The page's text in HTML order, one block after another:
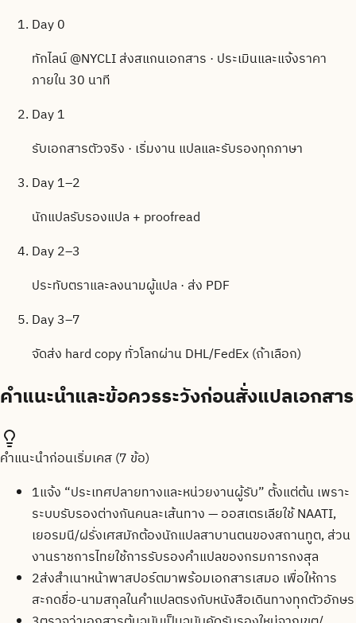
Day 0
ทักไลน์ @NYCLI ส่งสแกนเอกสาร · ประเมินและแจ้งราคา
ภายใน 30 นาที
Day 1
รับเอกสารตัวจริง · เริ่มงาน แปลและรับรองทุกภาษา
Day 1–2
นักแปลรับรองแปล + proofread
Day 2–3
ประทับตราและลงนามผู้แปล · ส่ง PDF
Day 3–7
จัดส่ง hard copy ทั่วโลกผ่าน DHL/FedEx (ถ้าเลือก)
คำแนะนำและข้อควรระวังก่อนสั่งแปลเอกสาร
คำแนะนำก่อนเริ่มเคส (7 ข้อ)
1แจ้ง “ประเทศปลายทางและหน่วยงานผู้รับ” ตั้งแต่ต้น เพราะ
ระบบรับรองต่างกันคนละเส้นทาง — ออสเตรเลียใช้ NAATI,
เยอรมนี/ฝรั่งเศสมักต้องนักแปลสาบานตนของสถานทูต, ส่วน
งานราชการไทยใช้การรับรองคำแปลของกรมการกงสุล
2ส่งสำเนาหน้าพาสปอร์ตมาพร้อมเอกสารเสมอ เพื่อให้การ
สะกดชื่อ-นามสกุลในคำแปลตรงกับหนังสือเดินทางทุกตัวอักษร